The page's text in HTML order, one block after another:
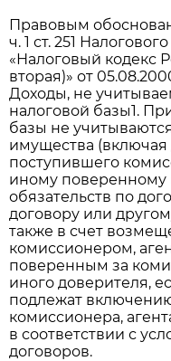
Правовым
ч. 1 ст. 251
«Налоговый кодекс
вторая)» от
Доходы, не
налоговой базы1.
базы не
имущества
поступившего
иному поверенному
обязательств по
договору или
также в счет
комиссионером,
поверенным за
иного доверителя,
подлежат
комиссионера,
в соответствии с
договоров.